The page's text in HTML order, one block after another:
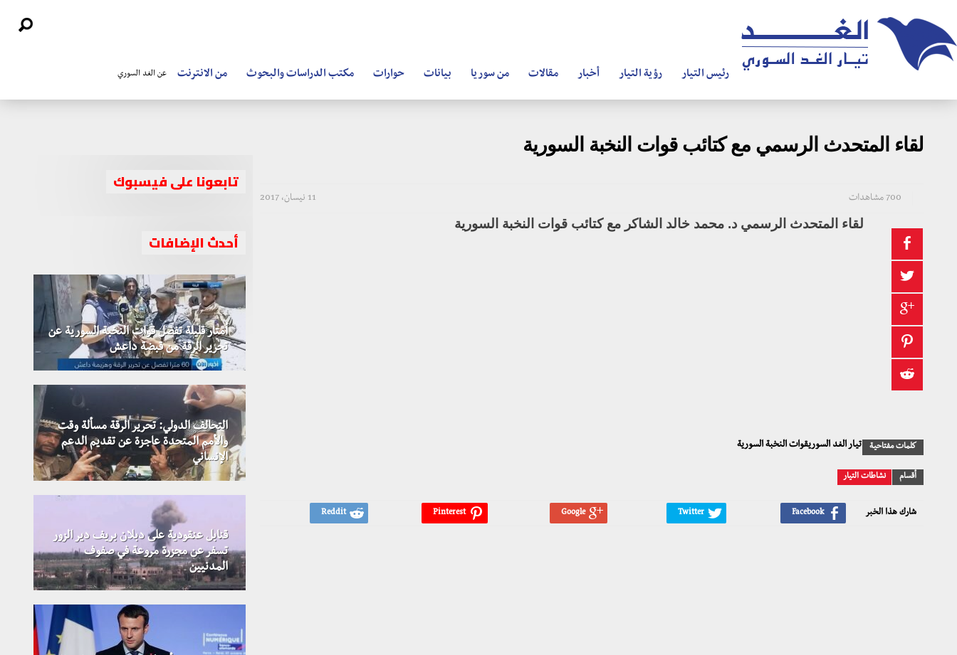
رئيس التيار رؤية التيار أخبار مقالات من سوريا بيانات حوارات مكتب الدراسات والبحوث من الانترنت عن الغد السوري
لقاء المتحدث الرسمي مع كتائب قوات النخبة السورية
11 نيسان، 2017 700 مشاهدات
لقاء المتحدث الرسمي د. محمد خالد الشاكر مع كتائب قوات النخبة السورية
كلمات مفتاحية تيار الغد السوريقوات النخبة السورية
أقسام نشاطات التيار
شارك هذا الخبر
تابعونا على فيسبوك
أحدث الإضافات
أمتار قليلة تفصل قوات النخبة السورية عن
تحرير الرقة من قبضة داعش
التحالف الدولي: تحرير الرقة مسألة وقت
والأمم المتحدة عاجزة عن تقديم الدعم
الإنساني
قنابل عنقودية على دبلان بريف دير الزور
تسفر عن مجزرة مروعة في صفوف
المدنيين